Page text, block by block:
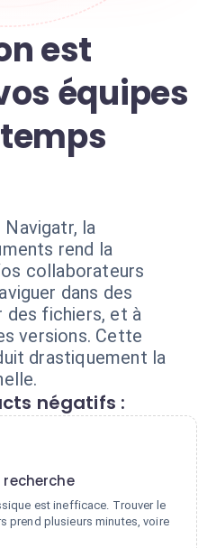
est
équipes
Navigatr, la
rend la
collaborateurs
dans des
des fichiers, et à
versions. Cette
drastiquement la
négatifs :
est inefficace. Trouver le
prend plusieurs minutes, voire